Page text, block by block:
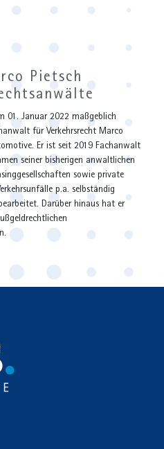
Pietsch
01. Januar 2022 maßgeblich
für Verkehrsrecht Marco
Er ist seit 2019 Fachanwalt
seiner bisherigen anwaltlichen
sowie private
p.a. selbständig
Darüber hinaus hat er